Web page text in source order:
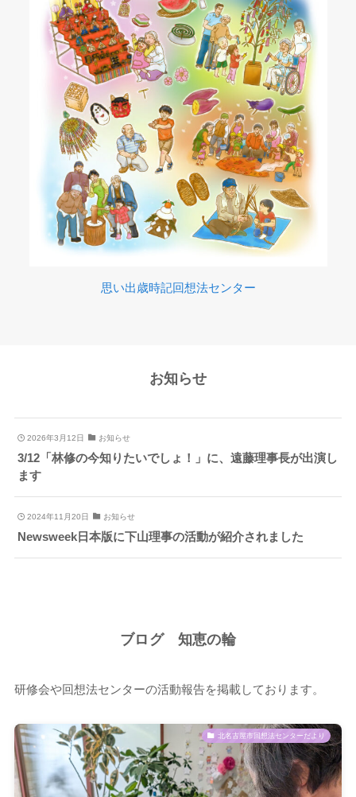
思い出歳時記回想法センター
お知らせ
2026年3月12日 お知らせ
3/12「林修の今知りたいでしょ！」に、遠藤理事長が出演し
ます
2024年11月20日 お知らせ
Newsweek日本版に下山理事の活動が紹介されました
ブログ 知恵の輪
研修会や回想法センターの活動報告を掲載しております。
北名古屋市回想法センターだより